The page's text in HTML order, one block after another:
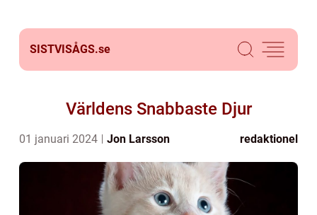
SISTVISÅGS.se
Världens Snabbaste Djur
01 januari 2024 Jon Larsson redaktionel